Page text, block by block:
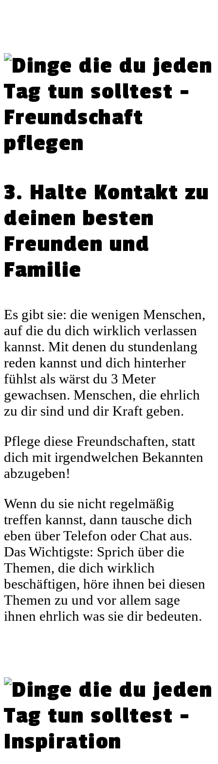
3. Halte Kontakt zu
deinen besten
Freunden und
Familie
Es gibt sie: die wenigen Menschen,
auf die du dich wirklich verlassen
kannst. Mit denen du stundenlang
reden kannst und dich hinterher
fühlst als wärst du 3 Meter
gewachsen. Menschen, die ehrlich
zu dir sind und dir Kraft geben.
Pflege diese Freundschaften, statt
dich mit irgendwelchen Bekannten
abzugeben!
Wenn du sie nicht regelmäßig
treffen kannst, dann tausche dich
eben über Telefon oder Chat aus.
Das Wichtigste: Sprich über die
Themen, die dich wirklich
beschäftigen, höre ihnen bei diesen
Themen zu und vor allem sage
ihnen ehrlich was sie dir bedeuten.